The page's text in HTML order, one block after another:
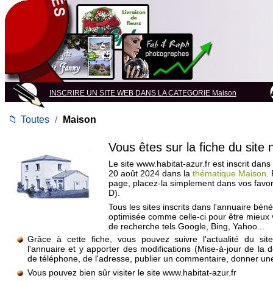
INSCRIRE UN SITE WEB DANS LA CATEGORIE Maison
📁 Toutes / Maison
Vous êtes sur la fiche du site
Le site www.habitat-azur.fr est inscrit
20 août 2024 dans la thématique Maison
page, placez-la simplement dans vos
D).
Tous les sites inscrits dans l'annuaire
optimisée comme celle-ci pour être mieux
de recherche tels Google, Bing, Yahoo...
Grâce à cette fiche, vous pouvez suivre l'actualité du
l'annuaire et y apporter des modifications (Mise-à-jour de la
de téléphone, de l'adresse, publier un commentaire, donner
Vous pouvez bien sûr visiter le site www.habitat-azur.fr